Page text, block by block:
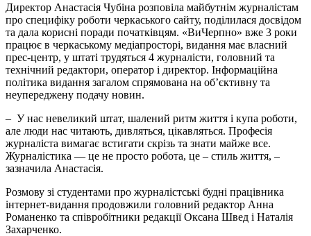
Директор Анастасія Чубіна розповіла майбутнім журналістам
про специфіку роботи черкаського сайту, поділилася досвідом
та дала корисні поради початківцям. «ВиЧерпно» вже 3 роки
працює в черкаському медіапросторі, видання має власний
прес-центр, у штаті трудяться 4 журналісти, головний та
технічний редактори, оператор і директор. Інформаційна
політика видання загалом спрямована на об’єктивну та
неупереджену подачу новин.
– У нас невеликий штат, шалений ритм життя і купа роботи,
але люди нас читають, дивляться, цікавляться. Професія
журналіста вимагає встигати скрізь та знати майже все.
Журналістика — це не просто робота, це – стиль життя, –
зазначила Анастасія.
Розмову зі студентами про журналістські будні працівника
інтернет-видання продовжили головний редактор Анна
Романенко та співробітники редакції Оксана Швед і Наталія
Захарченко.